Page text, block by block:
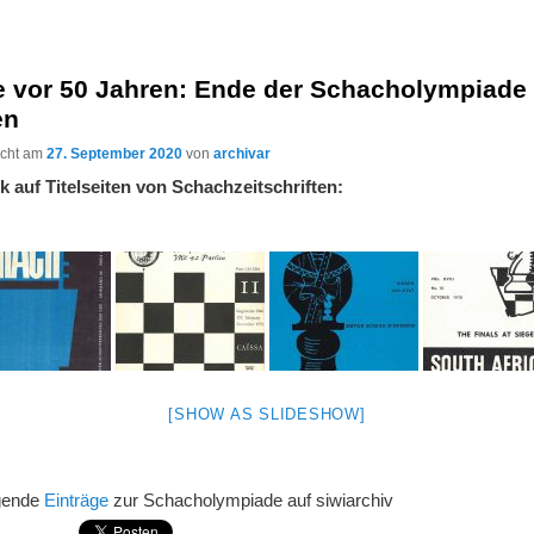
vor 50 Jahren: Ende der Schacholympiade
am27. September 2020 vonarchivar
auf Titelseiten von Schachzeitschriften:
[SHOW AS SLIDESHOW]
Einträgezur Schacholympiade auf siwiarchiv